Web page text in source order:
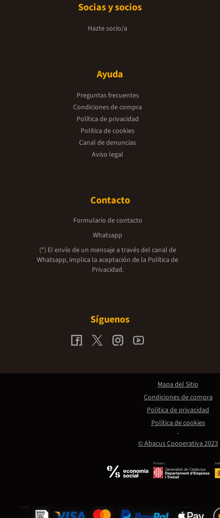
Socias y socios
Hazte socio/a
Ayuda
Preguntas frecuentes
Condiciones de compra
Política de privacidad
Política de cookies
Canal de denuncias
Aviso legal
Contacto
Formulario de contacto
Whatsapp
(*) El envío de un mensaje a través del canal de
Whatsapp, implica la aceptación de la Política de
Privacidad.
Síguenos
Promou:
© Abacus Cooperativa 2023
Mapa del Sitio
Condiciones de compra
Política de privacidad
Política de cookies